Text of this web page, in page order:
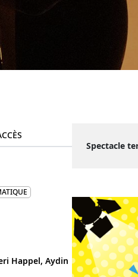
Happel, Aydin
Spectacle